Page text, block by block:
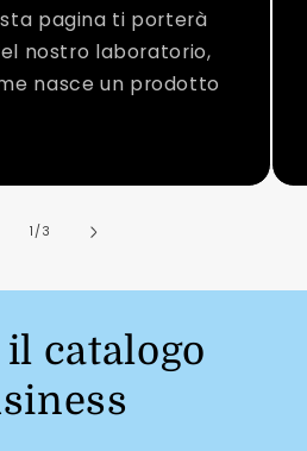
pagina ti porterà
nostro laboratorio,
nasce un prodotto
1 /su
3
catalogo